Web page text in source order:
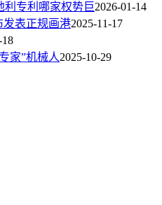
利专利哪家权势巨2026-01-14
发表正规画港2025-11-17
18
家”机械人2025-10-29